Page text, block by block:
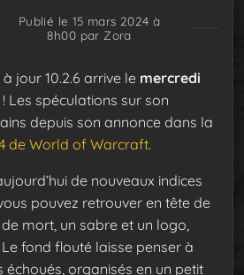
Publié le 15 mars 2024 à
8h00 par Zora
jour 10.2.6 arrive le mercredi
Les spéculations sur son
depuis son annonce dans la
de World of Warcraft.
de nouveaux indices
pouvez retrouver en tête de
mort, un sabre et un logo,
fond flouté laisse penser à
organisés en un petit